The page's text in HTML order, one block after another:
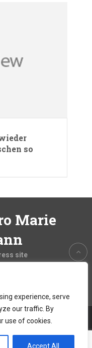
experience, serve
our traffic. By
use of cookies.
Accept All
so
Marie
site
Marie Lanfermann